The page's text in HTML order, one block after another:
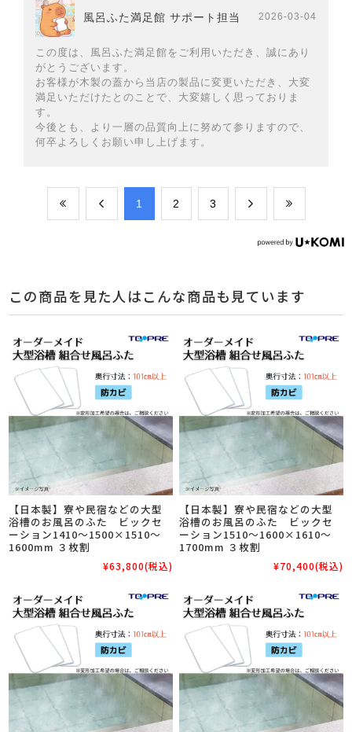
風呂ふた満足館 サポート担当 2026-03-04
この度は、風呂ふた満足館をご利用いただき、誠にあり
がとうございます。
お客様が木製の蓋から当店の製品に変更いただき、大変
満足いただけたとのことで、大変嬉しく思っておりま
す。
今後とも、より一層の品質向上に努めて参りますので、
何卒よろしくお願い申し上げます。
​1 ​2 ​3
この商品を見た人はこんな商品も見ています
【日本製】寮や民宿などの大型
浴槽のお風呂のふた ビックセ
ーション1410～1500×1510～
1600mm ３枚割
¥63,800(税込)
【日本製】寮や民宿などの大型
浴槽のお風呂のふた ビックセ
ーション1510～1600×1610～
1700mm ３枚割
¥70,400(税込)